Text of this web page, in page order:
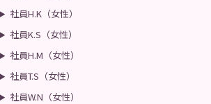
社員H.K（女性）
社員K.S（女性）
社員H.M（女性）
社員T.S（女性）
社員W.N（女性）